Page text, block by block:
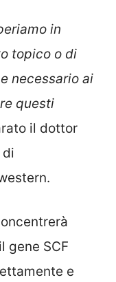
in
topico o di
necessario ai
questi
il dottor
di
gene SCF
e